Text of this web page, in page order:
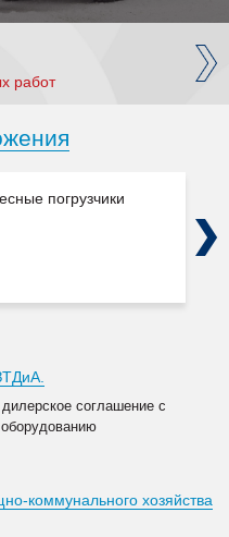
работ
погрузчики
Next
соглашение с
коммунального хозяйства